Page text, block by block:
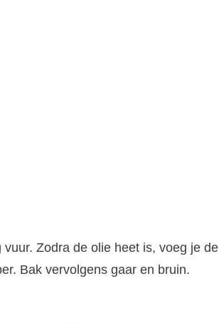
Zodra de olie heet is, voeg je de
Bak vervolgens gaar en bruin.